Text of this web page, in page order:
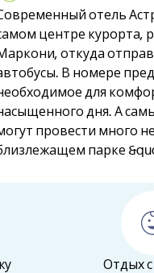
отель
центре курорта,
откуда
В номере
для
дня. А
провести много
парке
Отдых